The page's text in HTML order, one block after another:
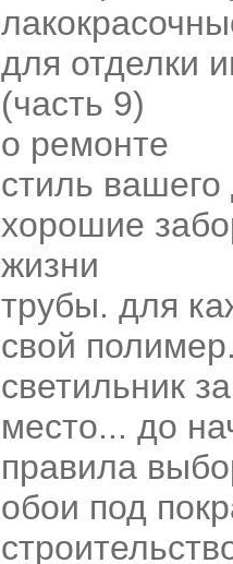
для отделки
(часть 9)
о ремонте
стиль
хорошие
жизни
трубы. для
свой
светильник
место... до
правила
обои под